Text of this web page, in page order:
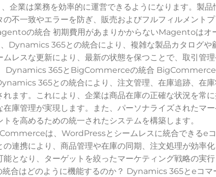
業は業務を効率的に運営できるようになります。製品
不一致やエラーを防ぎ、販売およびフルフィルメントプ
の統合 初期費用があまりかからないMagentoはオ
Dynamics 365との統合により、複雑な製品カタログや
レスな更新により、最新の状態を保つことで、取引管
Dynamics 365とBigCommerceの統合 BigCommerce
365との統合により、注文管理、在庫追跡、在
ます。これにより、企業は商品在庫の正確な状況を常
庫管理が実現します。また、パーソナライズされたマ
を高めるための統一されたシステムを構築します。
は、WordPressとシームレスに統合できるe
連携により、商品管理や在庫の同期、注文処理が効率化
となり、ターゲットを絞ったマーケティング戦略の実行
合はどのように機能するのか？ Dynamics 365とeコマ